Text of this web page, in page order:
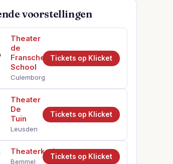
voorstellingen
Theater
de
Fransche
School
Culemborg
Tickets op Klicket
Theater
De
Tuin
Leusden
Tickets op Klicket
Theaterkerk
Bemmel
Tickets op Klicket